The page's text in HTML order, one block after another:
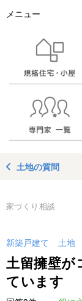
メニュー
土地の質問
家づくり相談
新築戸建て 土地
土留擁壁
ています